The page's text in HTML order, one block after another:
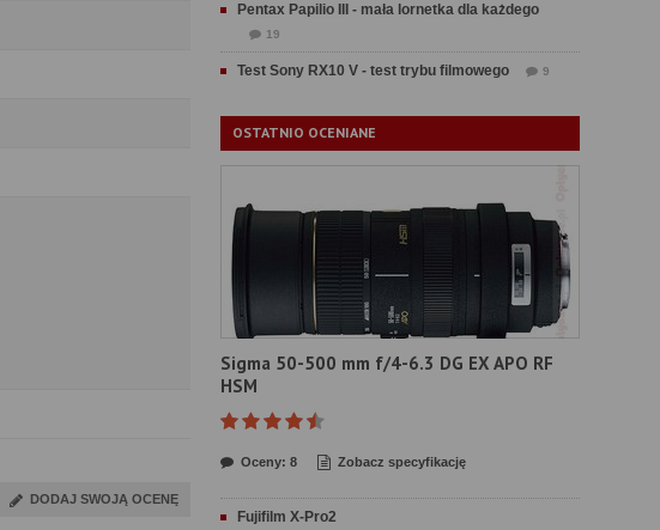
DODAJ SWOJĄ OCENĘ
Pentax Papilio III - mała lornetka dla każdego
19
Test Sony RX10 V - test trybu filmowego 9
OSTATNIO OCENIANE
Sigma 50-500 mm f/4-6.3 DG EX APO RF
HSM
Oceny: 8 Zobacz specyfikację
Fujifilm X-Pro2